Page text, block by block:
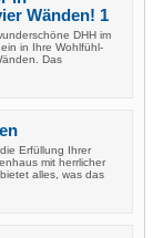
Wänden! 1
DHH im
in Ihre Wohlfühl-
Das
Erfüllung Ihrer
mit herrlicher
alles, was das